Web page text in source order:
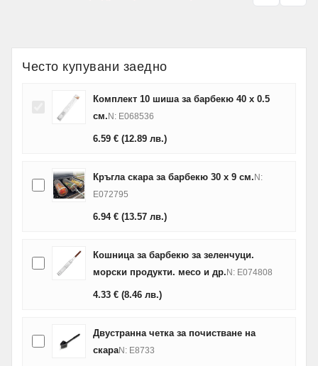
Често купувани заедно
Комплект 10 шиша за барбекю 40 х 0.5
см.N: E068536
6.59 € (12.89 лв.)
Кръгла скара за барбекю 30 х 9 см.N:
E072795
6.94 € (13.57 лв.)
Кошница за барбекю за зеленчуци.
морски продукти. месо и др.N: E074808
4.33 € (8.46 лв.)
Двустранна четка за почистване на
скараN: E8733